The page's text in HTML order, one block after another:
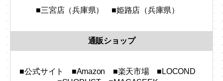
■三宮店（兵庫県） ■姫路店（兵庫県）
通販ショップ
■公式サイト ■Amazon ■楽天市場 ■LOCOND